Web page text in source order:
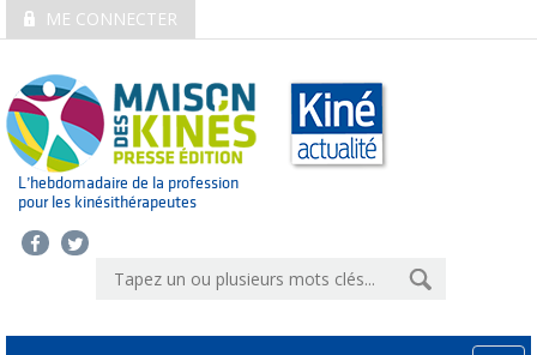
ME CONNECTER
L’hebdomadaire de la profession
pour les kinésithérapeutes